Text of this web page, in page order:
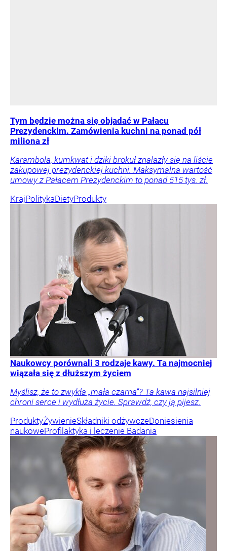
Tym będzie można się objadać w Pałacu
Prezydenckim. Zamówienia kuchni na ponad pół
miliona zł
Karambola, kumkwat i dziki brokuł znalazły się na liście
zakupowej prezydenckiej kuchni. Maksymalna wartość
umowy z Pałacem Prezydenckim to ponad 515 tys. zł.
KrajPolitykaDietyProdukty
Naukowcy porównali 3 rodzaje kawy. Ta najmocniej
wiązała się z dłuższym życiem
Myślisz, że to zwykła „mała czarna”? Ta kawa najsilniej
chroni serce i wydłuża życie. Sprawdź, czy ją pijesz.
ProduktyŻywienieSkładniki odżywczeDoniesienia
naukoweProfilaktyka i leczenie Badania